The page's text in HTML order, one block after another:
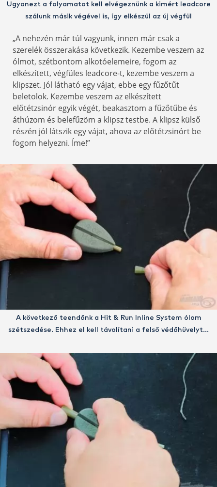
Ugyanezt a folyamatot kell elvégeznünk a kimért leadcore
szálunk másik végével is, így elkészül az új végfül
„A nehezén már túl vagyunk, innen már csak a
szerelék összerakása következik. Kezembe veszem az
ólmot, szétbontom alkotóelemeire, fogom az
elkészített, végfüles leadcore-t, kezembe veszem a
klipszet. Jól látható egy vájat, ebbe egy fűzőtűt
beletolok. Kezembe veszem az elkészített
előtétzsinór egyik végét, beakasztom a fűzőtűbe és
áthúzom és belefűzöm a klipsz testbe. A klipsz külső
részén jól látszik egy vájat, ahova az előtétzsinórt be
fogom helyezni. Íme!”
A következő teendőnk a Hit & Run Inline System ólom
szétszedése. Ehhez el kell távolítani a felső védőhüvelyt…